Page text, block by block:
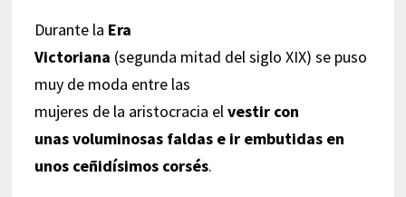
Durante la Era
Victoriana (segunda mitad del siglo XIX) se puso
muy de moda entre las
mujeres de la aristocracia elvestir con
unas voluminosas faldas e ir embutidas en
unos ceñidísimos corsés.